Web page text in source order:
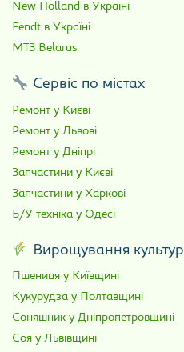
New Holland в Україні
Fendt в Україні
МТЗ Belarus
Сервіс по містах
Ремонт у Києві
Ремонт у Львові
Ремонт у Дніпрі
Запчастини у Києві
Запчастини у Харкові
Б/У техніка у Одесі
Вирощування культур
Пшениця у Київщині
Кукурудза у Полтавщині
Соняшник у Дніпропетровщині
Соя у Львівщині